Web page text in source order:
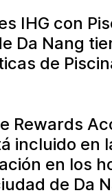
IHG con
Da Nang
de
Rewards
incluido en
en los
de Da